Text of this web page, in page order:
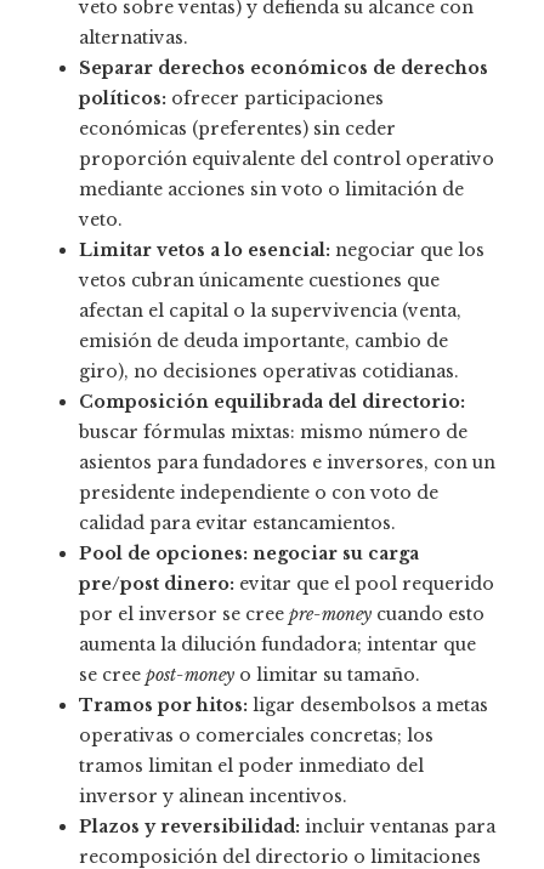
veto sobre ventas) y defienda su alcance con
alternativas.
Separar derechos económicos de derechos
políticos: ofrecer participaciones
económicas (preferentes) sin ceder
proporción equivalente del control operativo
mediante acciones sin voto o limitación de
veto.
Limitar vetos a lo esencial: negociar que los
vetos cubran únicamente cuestiones que
afectan el capital o la supervivencia (venta,
emisión de deuda importante, cambio de
giro), no decisiones operativas cotidianas.
Composición equilibrada del directorio:
buscar fórmulas mixtas: mismo número de
asientos para fundadores e inversores, con un
presidente independiente o con voto de
calidad para evitar estancamientos.
Pool de opciones: negociar su carga
pre/post dinero: evitar que el pool requerido
por el inversor se cree pre-money cuando esto
aumenta la dilución fundadora; intentar que
se cree post-money o limitar su tamaño.
Tramos por hitos: ligar desembolsos a metas
operativas o comerciales concretas; los
tramos limitan el poder inmediato del
inversor y alinean incentivos.
Plazos y reversibilidad: incluir ventanas para
recomposición del directorio o limitaciones